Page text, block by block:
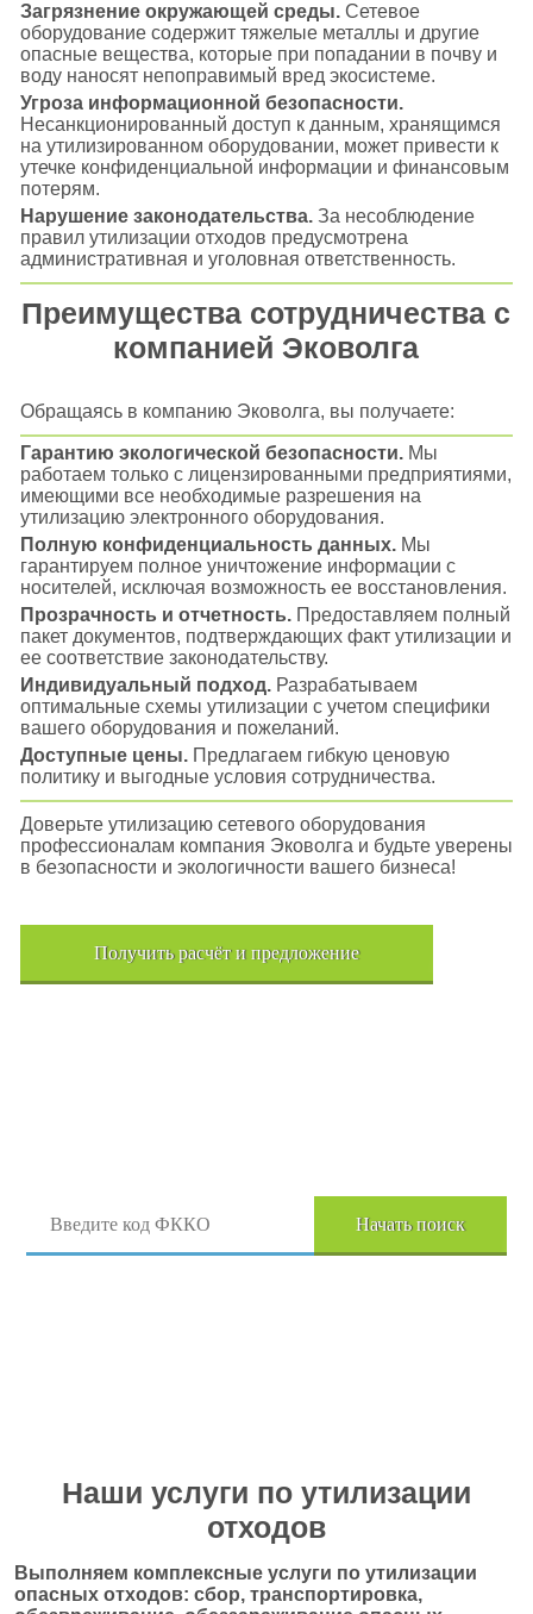
Загрязнение окружающей среды.Сетевое
оборудование содержит тяжелые металлы и другие
опасные вещества, которые при попадании в почву и
воду наносят непоправимый вред экосистеме.
Угроза информационной безопасности.
Несанкционированный доступ к данным, хранящимся
на утилизированном оборудовании, может привести к
утечке конфиденциальной информации и финансовым
потерям.
Нарушение законодательства.За несоблюдение
правил утилизации отходов предусмотрена
административная и уголовная ответственность.
Преимущества сотрудничества с
компанией Эковолга
Обращаясь в компанию Эковолга, вы получаете:
Гарантию экологической безопасности.Мы
работаем только с лицензированными предприятиями,
имеющими все необходимые разрешения на
утилизацию электронного оборудования.
Полную конфиденциальность данных.Мы
гарантируем полное уничтожение информации с
носителей, исключая возможность ее восстановления.
Прозрачность и отчетность.Предоставляем полный
пакет документов, подтверждающих факт утилизации и
ее соответствие законодательству.
Индивидуальный подход.Разрабатываем
оптимальные схемы утилизации с учетом специфики
вашего оборудования и пожеланий.
Доступные цены.Предлагаем гибкую ценовую
политику и выгодные условия сотрудничества.
Доверьте утилизацию сетевого оборудования
профессионалам компания Эковолга и будьте уверены
в безопасности и экологичности вашего бизнеса!
Получить расчёт и предложение
Начать поиск
Наши услуги по утилизации
отходов
Выполняем комплексные услуги по утилизации
опасных отходов: сбор, транспортировка,